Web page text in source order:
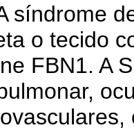
síndrome
o tecido
FBN1. A